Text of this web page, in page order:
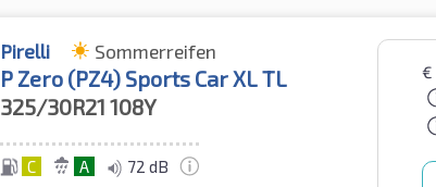
Pirelli Sommerreifen
P Zero (PZ4) Sports Car XL TL
325/30R21 108Y
C A 72 dB
€